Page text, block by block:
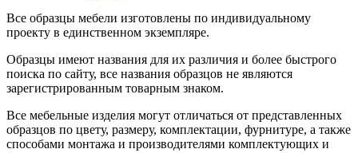
Все образцы мебели изготовлены по индивидуальному
проекту в единственном экземпляре.
Образцы имеют названия для их различия и более быстрого
поиска по сайту, все названия образцов не являются
зарегистрированным товарным знаком.
Все мебельные изделия могут отличаться от представленных
образцов по цвету, размеру, комплектации, фурнитуре, а также
способами монтажа и производителями комплектующих и